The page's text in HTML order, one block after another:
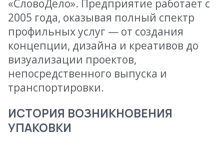
«СловоДело». Предприятие работает с
2005 года, оказывая полный спектр
профильных услуг — от создания
концепции, дизайна и креативов до
визуализации проектов,
непосредственного выпуска и
транспортировки.
ИСТОРИЯ ВОЗНИКНОВЕНИЯ
УПАКОВКИ